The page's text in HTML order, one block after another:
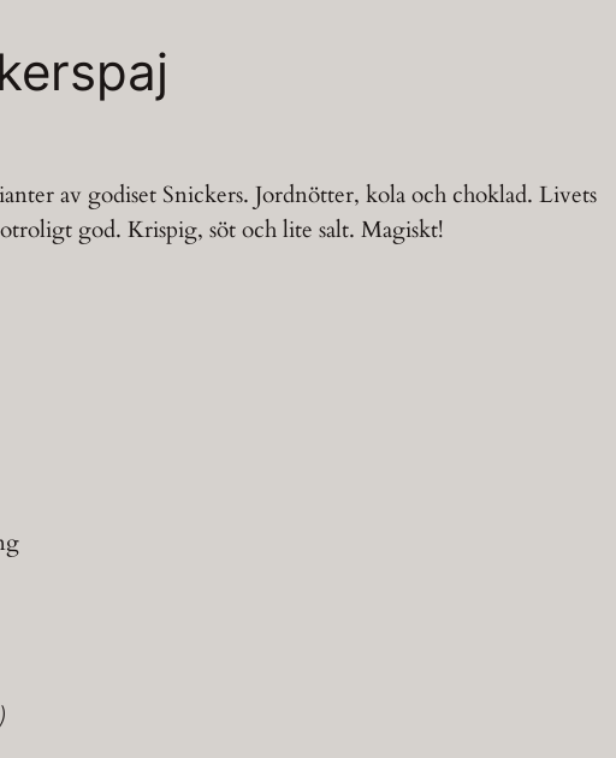
av godiset Snickers. Jordnötter, kola och choklad. Livets
god. Krispig, söt och lite salt. Magiskt!